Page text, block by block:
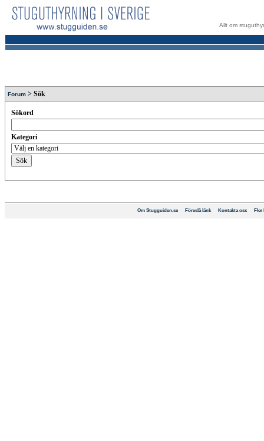
Allt om
Forum > Sök
Sökord
Kategori
Om Stugguiden.se Föreslå länk Kontakta oss Fler